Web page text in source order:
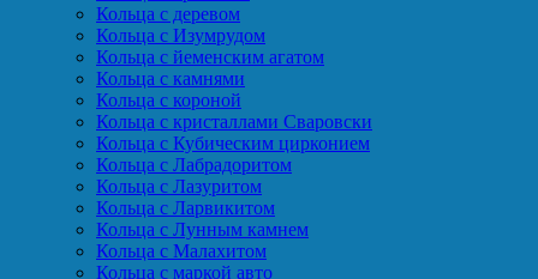
Кольца с деревом
Кольца с Изумрудом
Кольца с йеменским агатом
Кольца с камнями
Кольца с короной
Кольца с кристаллами Сваровски
Кольца с Кубическим цирконием
Кольца с Лабрадоритом
Кольца с Лазуритом
Кольца с Ларвикитом
Кольца с Лунным камнем
Кольца с Малахитом
Кольца с маркой авто